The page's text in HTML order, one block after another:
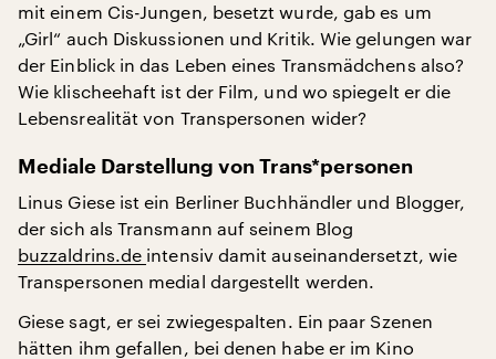
mit einem Cis-Jungen, besetzt wurde, gab es um
„Girl“ auch Diskussionen und Kritik. Wie gelungen war
der Einblick in das Leben eines Transmädchens also?
Wie klischeehaft ist der Film, und wo spiegelt er die
Lebensrealität von Transpersonen wider?
Mediale Darstellung von Trans*personen
Linus Giese ist ein Berliner Buchhändler und Blogger,
der sich als Transmann auf seinem Blog
buzzaldrins.de intensiv damit auseinandersetzt, wie
Transpersonen medial dargestellt werden.
Giese sagt, er sei zwiegespalten. Ein paar Szenen
hätten ihm gefallen, bei denen habe er im Kino